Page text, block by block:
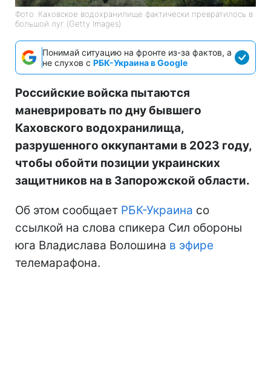
Фото: Каховское водохранилище фактически превратилось в
большой луг (Getty Images)
Понимай ситуацию на фронте из-за фактов, а
не слухов с РБК-Украина в Google
Российские войска пытаются
маневрировать по дну бывшего
Каховского водохранилища,
разрушенного оккупантами в 2023 году,
чтобы обойти позиции украинских
защитников на в Запорожской области.
Об этом сообщает РБК-Украина со
ссылкой на слова спикера Сил обороны
юга Владислава Волошина в эфире
телемарафона.